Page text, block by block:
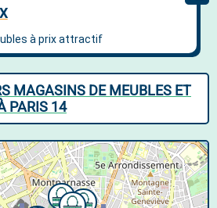
MAGASINS DE MEUBLES ET
PARIS 14